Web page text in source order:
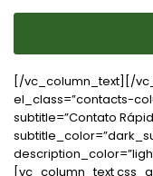
[/vc_column_text][/
el_class=”contacts-
subtitle=”Contato
[vc_column_text